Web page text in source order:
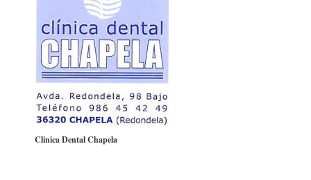
Clinica Dental Chapela